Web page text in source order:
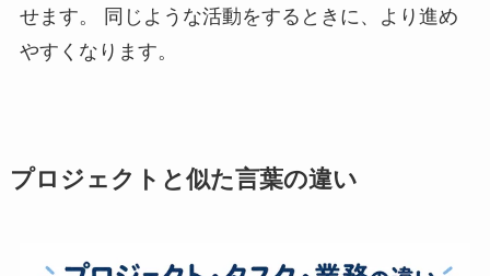
せます。 同じような活動をするときに、より進め
やすくなります。
プロジェクトと似た言葉の違い